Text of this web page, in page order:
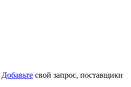
Добавьте свой запрос, поставщики